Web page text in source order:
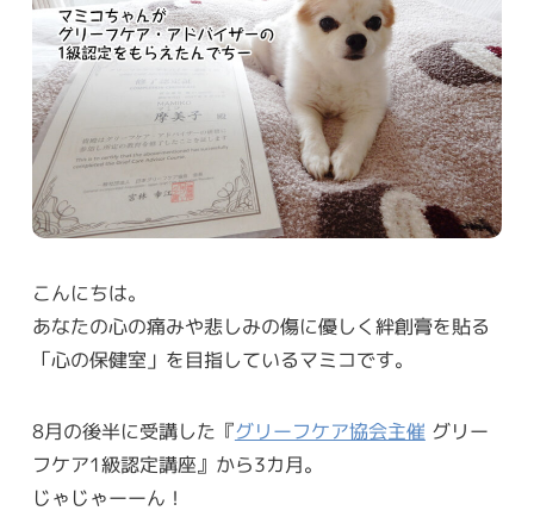
こんにちは。
あなたの心の痛みや悲しみの傷に優しく絆創膏を貼る
「心の保健室」を目指しているマミコです。
8月の後半に受講した『グリーフケア協会主催 グリー
フケア1級認定講座』から3カ月。
じゃじゃーーん！